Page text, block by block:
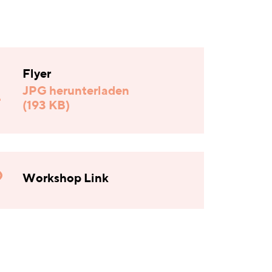
Flyer
JPG herunterladen
(193 KB)
Workshop Link